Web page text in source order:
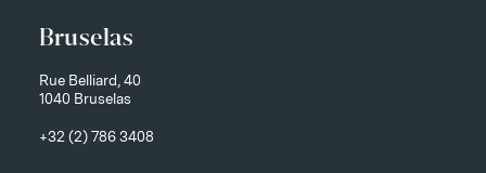
Bruselas
Rue Belliard, 40
1040 Bruselas
+32 (2) 786 3408